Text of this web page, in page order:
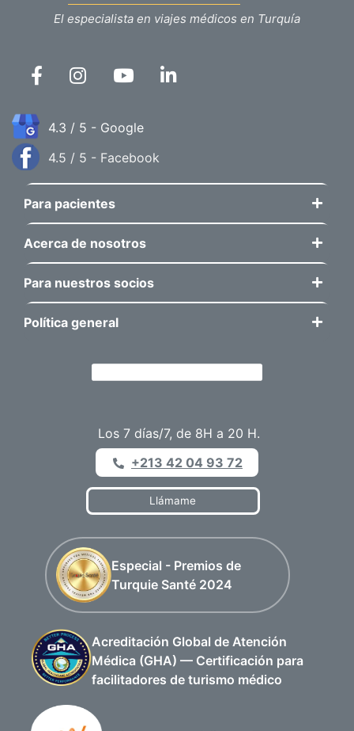
El especialista en viajes médicos en Turquía
4.3 / 5 - Google
4.5 / 5 - Facebook
Para pacientes
Acerca de nosotros
Para nuestros socios
Política general
Los 7 días/7, de 8H a 20 H.
+213 42 04 93 72
Llámame
Especial - Premios de
Turquie Santé 2024
Acreditación Global de Atención
Médica (GHA) — Certificación para
facilitadores de turismo médico